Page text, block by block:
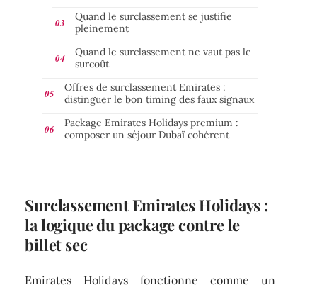
Quand le surclassement se justifie
pleinement
Quand le surclassement ne vaut pas le
surcoût
Offres de surclassement Emirates :
distinguer le bon timing des faux signaux
Package Emirates Holidays premium :
composer un séjour Dubaï cohérent
Surclassement Emirates Holidays :
la logique du package contre le
billet sec
Emirates Holidays fonctionne comme un